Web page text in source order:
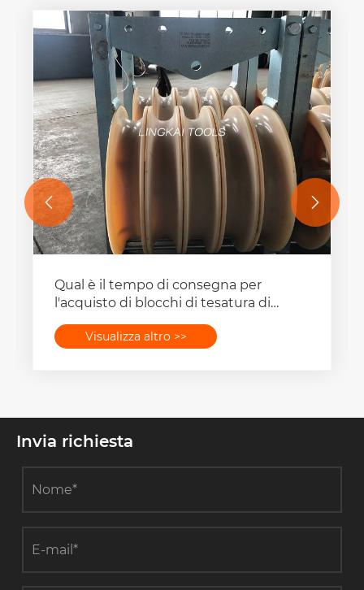
Come funzionano gli strumenti per la
costruzione di torri?
Visualizza altro >>
 
Invia richiesta